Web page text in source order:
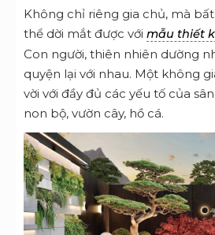
Không chỉ riêng gia chủ, mà
thể dời mắt được với mẫu thiết
Con người, thiên nhiên dường
quyện lại với nhau. Một không
vời với đầy đủ các yếu tố của
non bộ, vườn cây, hồ cá.